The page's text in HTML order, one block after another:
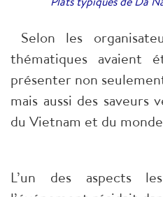
Selon les
thématiques avaient
présenter non
mais aussi des saveurs
du Vietnam et du
L’un des aspects